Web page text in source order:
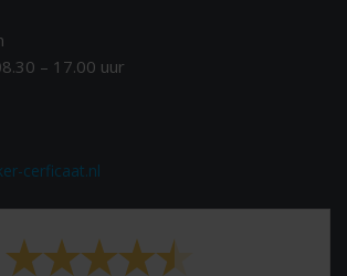
– 17.00 uur
cerficaat.nl